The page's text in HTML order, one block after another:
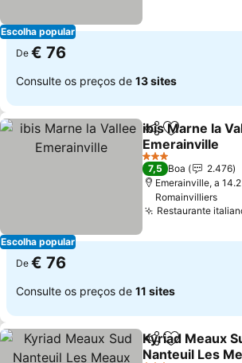
Escolha popular
De € 76
Consulte os preços de 13 sites
Escolha popular
PartilharAdicionar
ibis Marne la
Emerainville
3 Estrelas
7,5 Boa
2.476
Emerainville, a
Romainvilliers
Restaurante
De € 76
Consulte os preços de 11 sites
PartilharAdicionar
Kyriad Meaux
Nanteuil Les